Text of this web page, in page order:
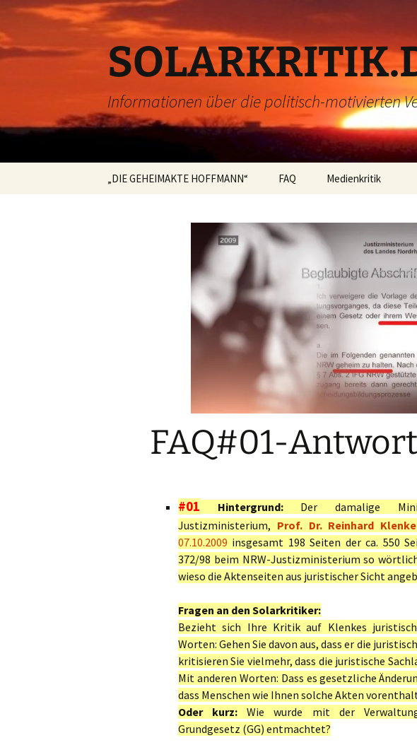
Zum
springen
Informationen über die politisch-motivierten
„DIE GEHEIMAKTE HOFFMANN“ FAQ Medienkritik
FAQ#01-Antwort
#01 Hintergrund:Der damalige
Justizministerium, Prof. Dr. Reinhard Klenke
07.10.2009 insgesamt 198 Seiten der ca. 550
372/98 beim NRW-Justizministerium so
wieso die Aktenseiten aus juristischer Sicht
Fragen an den Solarkritiker:
Bezieht sich Ihre Kritik auf Klenkes
Worten: Gehen Sie davon aus, dass er die
kritisieren Sie vielmehr, dass die juristische
Mit anderen Worten: Dass es gesetzliche
dass Menschen wie Ihnen solche Akten
Oder kurz: Wie wurde mit der
Grundgesetz (GG) entmachtet?
27.04.2025: Leitsatz des BVerfG in Karlsruhe bestätigte bereits 1999 die